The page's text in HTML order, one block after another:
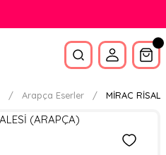
Arapça Eserler MİRAC